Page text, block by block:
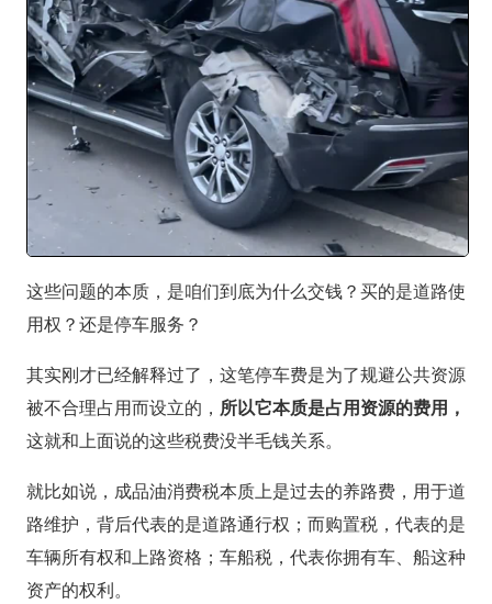
这些问题的本质，是咱们到底为什么交钱？买的是道路使
用权？还是停车服务？
其实刚才已经解释过了，这笔停车费是为了规避公共资源
被不合理占用而设立的， 所以它本质是占用资源的费用，
这就和上面说的这些税费没半毛钱关系。
就比如说，成品油消费税本质上是过去的养路费，用于道
路维护，背后代表的是道路通行权；而购置税，代表的是
车辆所有权和上路资格；车船税，代表你拥有车、船这种
资产的权利。